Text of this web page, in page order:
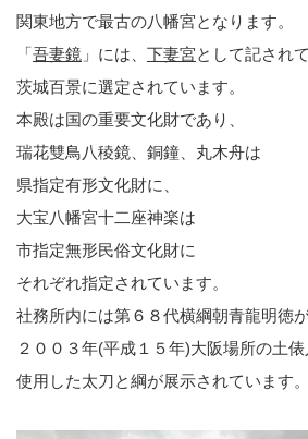
関東地方で最古の八幡宮となります。
「吾妻鏡 」には、 下妻宮として記され
茨城百景に選定されています。
本殿は国の重要文化財であり、
瑞花雙鳥八稜鏡、銅鐘、丸木舟は
県指定有形文化財に、
大宝八幡宮十二座神楽は
市指定無形民俗文化財に
それぞれ指定されています。
社務所内には第６８代横綱朝青龍明徳
２００３年(平成１５年)大阪場所の土俵
使用した太刀と綱が展示されています。